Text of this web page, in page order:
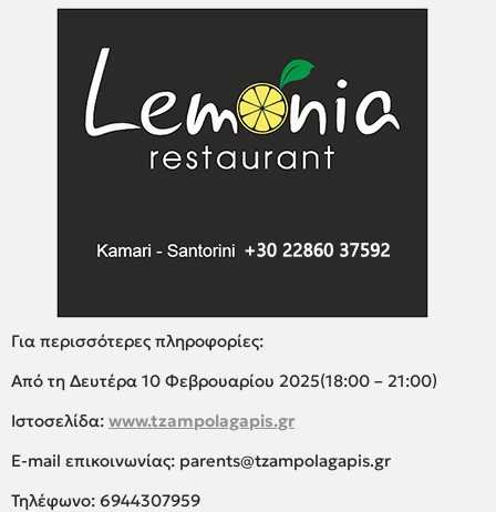
Για περισσότερες πληροφορίες:
Από τη Δευτέρα 10 Φεβρουαρίου 2025(18:00 – 21:00)
Ιστοσελίδα: www.tzampolagapis.gr
E-mail επικοινωνίας: parents@tzampolagapis.gr
Τηλέφωνο: 6944307959